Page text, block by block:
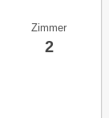
Zimmer
2